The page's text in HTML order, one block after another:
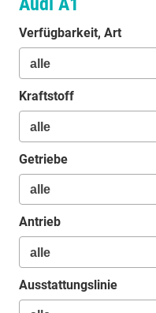
Verfügbarkeit, Art
Kraftstoff
Getriebe
Antrieb
Ausstattungslinie